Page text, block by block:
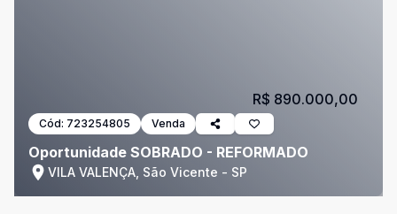
Cód: 723254805 Venda
Oportunidade SOBRADO - REFORMADO
VILA VALENÇA, São Vicente - SP
R$ 890.000,00